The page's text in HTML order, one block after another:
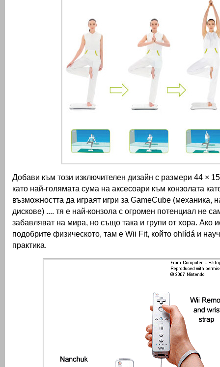
Добави към този изключителен дизайн с размери 44 ×
като най-голямата сума на аксесоари към конзолата
възможността да играят игри за GameCube (механика,
дискове) .... тя е най-конзола с огромен потенциал не
забавляват на мира, но също така и групи от хора. Ако
подобрите физическото, там е Wii Fit, който ohlídá и
практика.